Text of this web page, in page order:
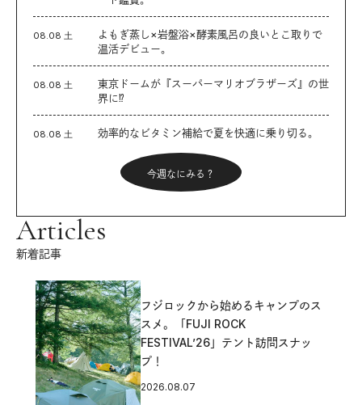
08.08 土
よもぎ蒸し×岩盤浴×酵素風呂の良いとこ取りで
温活デビュー。
08.08 土
東京ドームが『スーパーマリオブラザーズ』の世
界に⁉︎
08.08 土 効率的なビタミン補給で夏を快適に乗り切る。
今週なにみる？
Articles
新着記事
フジロックから始めるキャンプのス
スメ。「FUJI ROCK
FESTIVAL’26」テント訪問スナッ
プ！
2026.08.07